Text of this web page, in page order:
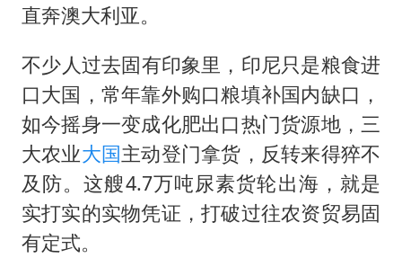
佛得角门将亮相智利俱乐部主场
首次证实！“胶球”存在
民警发现救助的拾荒老人是逃犯
中方回应是否在太平洋海底开采稀土
27岁女子成组织卖淫集团主犯被通缉
直奔澳大利亚。
​​不少人过去固有印象里，印尼只是粮食进
口大国，常年靠外购口粮填补国内缺口，
如今摇身一变成化肥出口热门货源地，三
大农业大国主动登门拿货，反转来得猝不
及防。这艘4.7万吨尿素货轮出海，就是
实打实的实物凭证，打破过往农资贸易固
有定式。